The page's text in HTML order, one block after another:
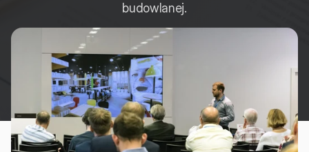
budowlanej.